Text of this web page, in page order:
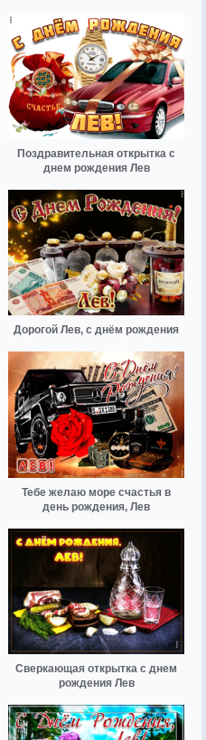
Поздравительная открытка с
днем рождения Лев
Дорогой Лев, с днём рождения
Тебе желаю море счастья в
день рождения, Лев
Сверкающая открытка с днем
рождения Лев